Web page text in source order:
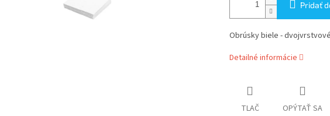
Pridať
Obrúsky biele - dvojvrstvové
Detailné informácie
TLAČ OPÝTAŤ SA